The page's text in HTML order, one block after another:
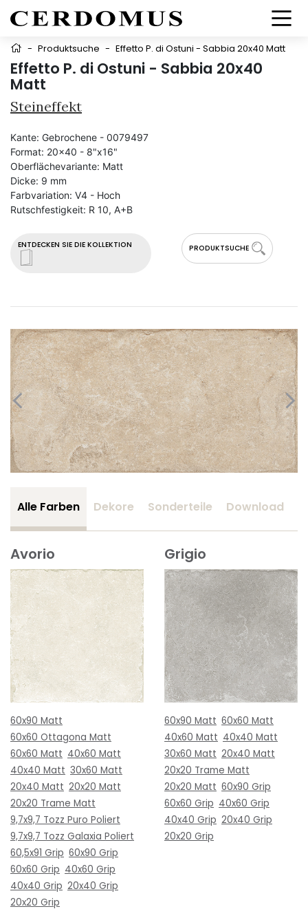
- Produktsuche - Effetto P. di Ostuni - Sabbia 20x40 Matt
Effetto P. di Ostuni - Sabbia 20x40
Matt
Steineffekt
ENTDECKEN SIE DIE KOLLEKTION PRODUKTSUCHE
Kante: Gebrochene - 0079497
Format: 20x40 - 8"x16"
Oberflächevariante: Matt
Dicke: 9 mm
Farbvariation: V4 - Hoch
Rutschfestigkeit: R 10, A+B
Alle Farben Dekore Sonderteile Download
Avorio
60x90 Matt
60x60 Ottagona Matt
60x60 Matt 40x60 Matt
40x40 Matt 30x60 Matt
20x40 Matt 20x20 Matt
20x20 Trame Matt
9,7x9,7 Tozz Puro Poliert
9,7x9,7 Tozz Galaxia Poliert
60,5x91 Grip 60x90 Grip
60x60 Grip 40x60 Grip
40x40 Grip 20x40 Grip
20x20 Grip
Grigio
60x90 Matt 60x60 Matt
40x60 Matt 40x40 Matt
30x60 Matt 20x40 Matt
20x20 Trame Matt
20x20 Matt 60x90 Grip
60x60 Grip 40x60 Grip
40x40 Grip 20x40 Grip
20x20 Grip